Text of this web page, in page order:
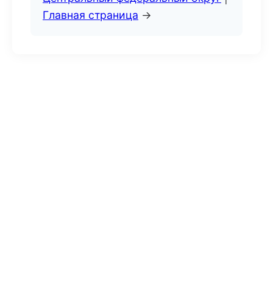
Главная страница →